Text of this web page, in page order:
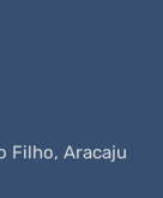
Filho, Aracaju